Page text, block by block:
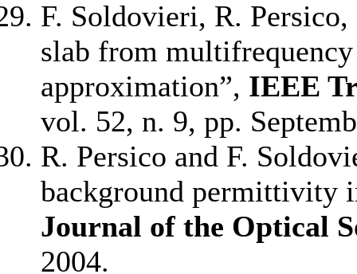
F. Soldovieri, R.
slab from
approximation”, IEEE
vol. 52, n. 9, pp.
R. Persico and F.
background permittivity
Journal of the Optical
2004.